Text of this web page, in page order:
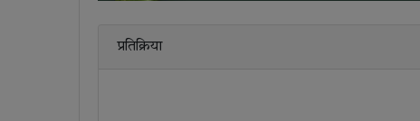
प्रतिक्रिया